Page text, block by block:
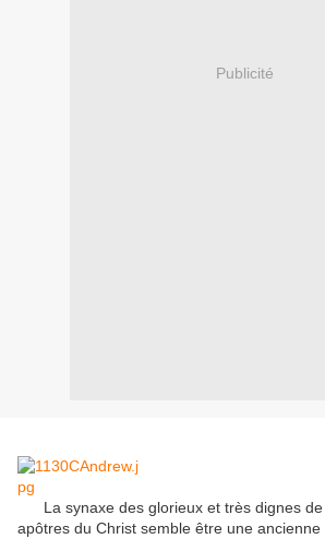
Publicité
La synaxe des glorieux et très dignes de
apôtres du Christ semble être une